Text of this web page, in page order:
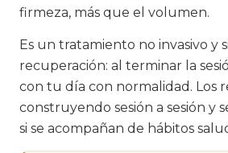
firmeza, más que el volumen.
Es un tratamiento no invasivo y
recuperación: al terminar la
con tu día con normalidad. Los
construyendo sesión a sesión y
si se acompañan de hábitos